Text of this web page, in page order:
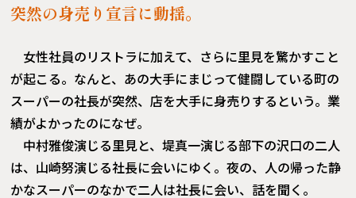
突然の身売り宣言に動揺。
女性社員のリストラに加えて、さらに里見を驚かすこと
が起こる。なんと、あの大手にまじって健闘している町の
スーパーの社長が突然、店を大手に身売りするという。業
績がよかったのになぜ。
中村雅俊演じる里見と、堤真一演じる部下の沢口の二人
は、山崎努演じる社長に会いにゆく。夜の、人の帰った静
かなスーパーのなかで二人は社長に会い、話を聞く。